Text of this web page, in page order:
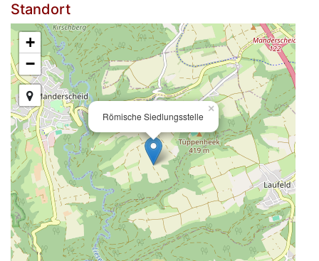
Standort
Römische Siedlungsstelle
×
+
−